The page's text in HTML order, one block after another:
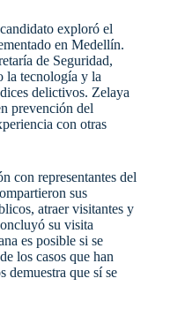
exploró el
en Medellín.
de Seguridad,
la tecnología y la
delictivos. Zelaya
prevención del
con otras
con representantes del
sus
atraer visitantes y
su visita
es posible si se
los casos que han
demuestra que sí se